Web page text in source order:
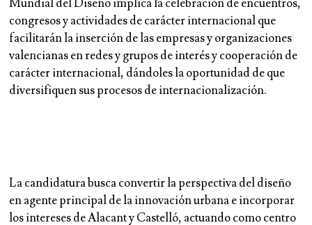
Mundial del Diseño implica la celebración de encuentros,
congresos y actividades de carácter internacional que
facilitarán la inserción de las empresas y organizaciones
valencianas en redes y grupos de interés y cooperación de
carácter internacional, dándoles la oportunidad de que
diversifiquen sus procesos de internacionalización.
La candidatura busca convertir la perspectiva del diseño
en agente principal de la innovación urbana e incorporar
los intereses de Alacant y Castelló, actuando como centro